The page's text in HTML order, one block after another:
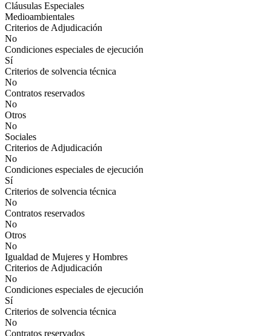
Cláusulas Especiales
Medioambientales
Criterios de Adjudicación
No
Condiciones especiales de ejecución
Sí
Criterios de solvencia técnica
No
Contratos reservados
No
Otros
No
Sociales
Criterios de Adjudicación
No
Condiciones especiales de ejecución
Sí
Criterios de solvencia técnica
No
Contratos reservados
No
Otros
No
Igualdad de Mujeres y Hombres
Criterios de Adjudicación
No
Condiciones especiales de ejecución
Sí
Criterios de solvencia técnica
No
Contratos reservados